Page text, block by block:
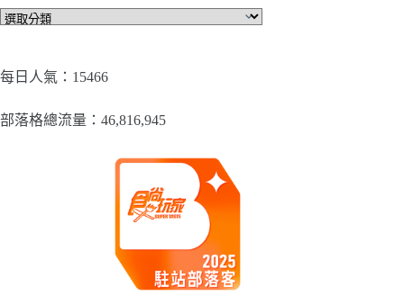
文
類
每日人氣：15466
部落格總流量：​46,816,945